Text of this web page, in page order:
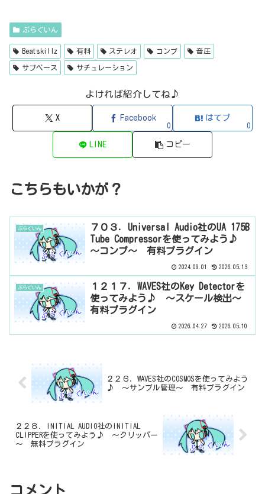
ップ...
ぷらぐいん
Beatskillz 有料 ステレオ コンプ 音圧
サブベース サチュレーション
よければ紹介してね♪
X Facebook
0
はてブ
0
LINE コピー
こちらもいかが？
ぷらぐいん
７０３．Universal Audio社のUA 175B
Tube Compressorを使ってみよう♪
～コンプ～ 有料プラグイン
2024.09.01 2026.05.13
ぷらぐいん
１２１７．WAVES社のKey Detectorを
使ってみよう♪ ～スケール検出～
有料プラグイン
2026.04.27 2026.05.10
２２６．WAVES社のCOSMOSを使ってみよう
♪ ～サンプル管理～ 有料プラグイン
２２８．INITIAL AUDIO社のINITIAL
CLIPPERを使ってみよう♪ ～クリッパー
～ 無料プラグイン
コメント